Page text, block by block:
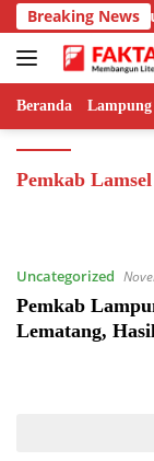
Langsung
ke
konten
Breaking News
Sinergi, Lapas
Beranda Lampung
Pemkab Lamsel
Uncategorized
Pemkab
Lematang,